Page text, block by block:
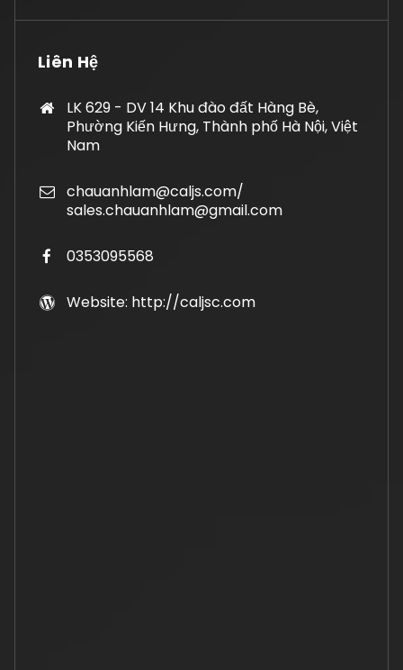
Liên Hệ
LK 629 - DV 14 Khu đào đất Hàng Bè,
Phường Kiến Hưng, Thành phố Hà Nội, Việt
Nam
chauanhlam@caljs.com/
sales.chauanhlam@gmail.com
0353095568
Website: http://caljsc.com